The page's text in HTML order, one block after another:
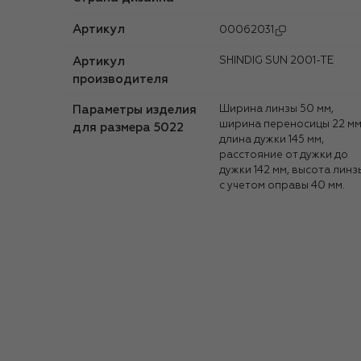
Артикул 00062031
Артикул
производителя
SHINDIG SUN 2001-TE
Параметры изделия
для размера 5022
Ширина линзы 50 мм,
ширина переносицы 22
длина дужки 145 мм,
расстояние от дужки до
дужки 142 мм, высота
с учетом оправы 40 мм.